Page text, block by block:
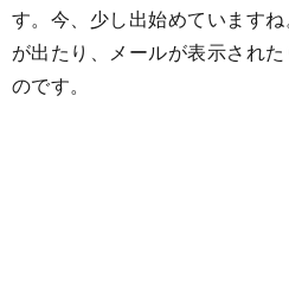
す。今、少し出始めています
が出たり、メールが表示され
のです。